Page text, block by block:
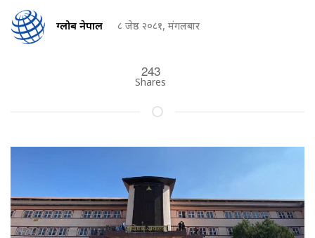
ग्लोब नेपाल ८ जेष्ठ २०८१, मंगलबार
243
Shares